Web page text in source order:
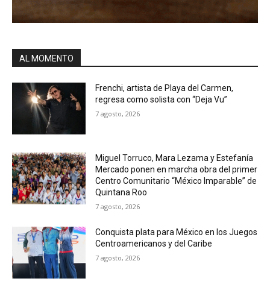
AL MOMENTO
Frenchi, artista de Playa del Carmen,
regresa como solista con “Deja Vu”
7 agosto, 2026
Miguel Torruco, Mara Lezama y Estefanía
Mercado ponen en marcha obra del primer
Centro Comunitario “México Imparable” de
Quintana Roo
7 agosto, 2026
Conquista plata para México en los Juegos
Centroamericanos y del Caribe
7 agosto, 2026